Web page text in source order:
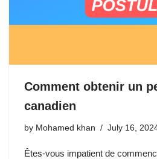
Comment obtenir un
canadien
by Mohamed khan July 16,
Êtes-vous impatient de